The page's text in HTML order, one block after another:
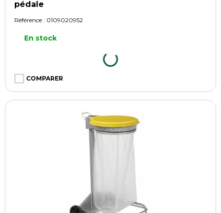
pédale
Référence : 0109020952
En stock
COMPARER